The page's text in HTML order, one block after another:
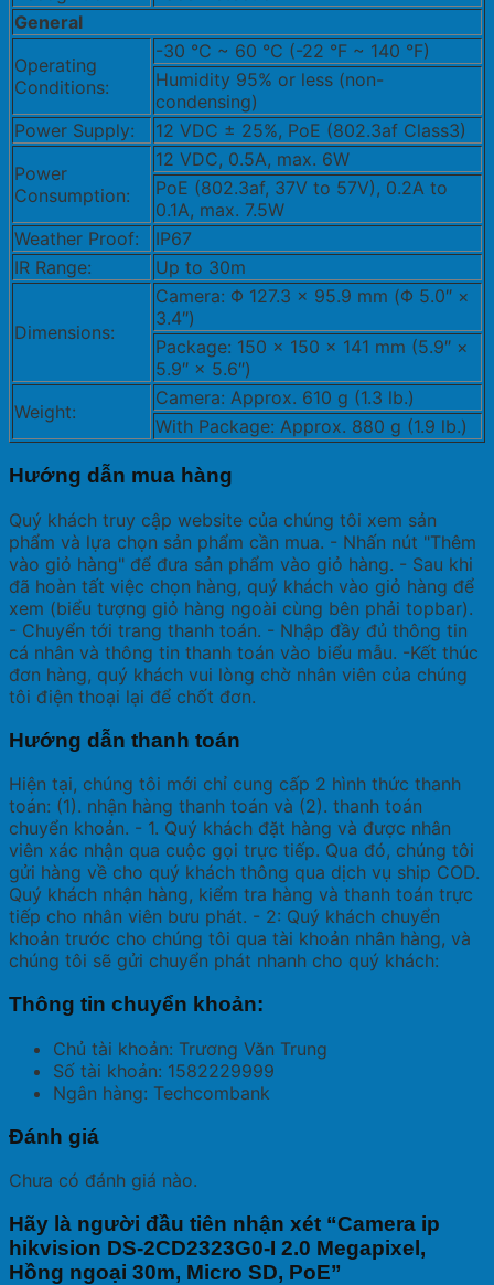
General
Operating
Conditions:
-30 °C ~ 60 °C (-22 °F ~ 140 °F)
Humidity 95% or less (non-
condensing)
Power Supply:
12 VDC ± 25%, PoE (802.3af Class3)
Power
Consumption:
12 VDC, 0.5A, max. 6W
PoE (802.3af, 37V to 57V), 0.2A to
0.1A, max. 7.5W
Weather Proof:
IP67
IR Range:
Up to 30m
Dimensions:
Camera: Φ 127.3 × 95.9 mm (Φ 5.0″ ×
3.4″)
Package: 150 × 150 × 141 mm (5.9″ ×
5.9″ × 5.6″)
Weight:
Camera: Approx. 610 g (1.3 lb.)
With Package: Approx. 880 g (1.9 lb.)
Hướng dẫn mua hàng
Quý khách truy cập website của chúng tôi xem sản
phẩm và lựa chọn sản phẩm cần mua. - Nhấn nút "Thêm
vào giỏ hàng" để đưa sản phẩm vào giỏ hàng. - Sau khi
đã hoàn tất việc chọn hàng, quý khách vào giỏ hàng để
xem (biểu tượng giỏ hàng ngoài cùng bên phải topbar).
- Chuyển tới trang thanh toán. - Nhập đầy đủ thông tin
cá nhân và thông tin thanh toán vào biểu mẫu. -Kết thúc
đơn hàng, quý khách vui lòng chờ nhân viên của chúng
tôi điện thoại lại để chốt đơn.
Hướng dẫn thanh toán
Hiện tại, chúng tôi mới chỉ cung cấp 2 hình thức thanh
toán: (1). nhận hàng thanh toán và (2). thanh toán
chuyển khoản. - 1. Quý khách đặt hàng và được nhân
viên xác nhận qua cuộc gọi trực tiếp. Qua đó, chúng tôi
gửi hàng về cho quý khách thông qua dịch vụ ship COD.
Quý khách nhận hàng, kiểm tra hàng và thanh toán trực
tiếp cho nhân viên bưu phát. - 2: Quý khách chuyển
khoản trước cho chúng tôi qua tài khoản nhân hàng, và
chúng tôi sẽ gửi chuyển phát nhanh cho quý khách:
Thông tin chuyển khoản:
Chủ tài khoản: Trương Văn Trung
Số tài khoản: 1582229999
Ngân hàng: Techcombank
Đánh giá
Chưa có đánh giá nào.
Hãy là người đầu tiên nhận xét “Camera ip
hikvision DS-2CD2323G0-I 2.0 Megapixel,
Hồng ngoại 30m, Micro SD, PoE”